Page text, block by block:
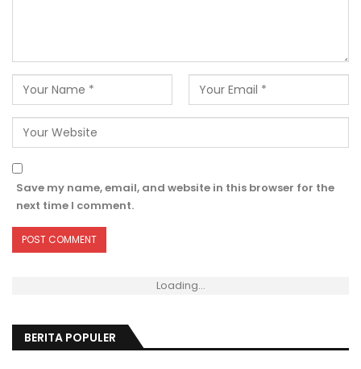
Save my name, email, and website in this browser for the
next time I comment.
Loading...
BERITA POPULER